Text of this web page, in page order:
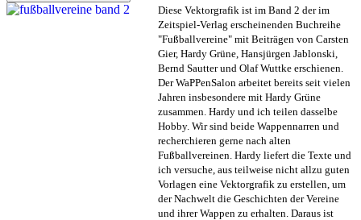
Diese Vektorgrafik ist im Band 2 der im
Zeitspiel-Verlag erscheinenden Buchreihe
"Fußballvereine" mit Beiträgen von Carsten
Gier, Hardy Grüne, Hansjürgen Jablonski,
Bernd Sautter und Olaf Wuttke erschienen.
Der WaPPenSalon arbeitet bereits seit vielen
Jahren insbesondere mit Hardy Grüne
zusammen. Hardy und ich teilen dasselbe
Hobby. Wir sind beide Wappennarren und
recherchieren gerne nach alten
Fußballvereinen. Hardy liefert die Texte und
ich versuche, aus teilweise nicht allzu guten
Vorlagen eine Vektorgrafik zu erstellen, um
der Nachwelt die Geschichten der Vereine
und ihrer Wappen zu erhalten. Daraus ist